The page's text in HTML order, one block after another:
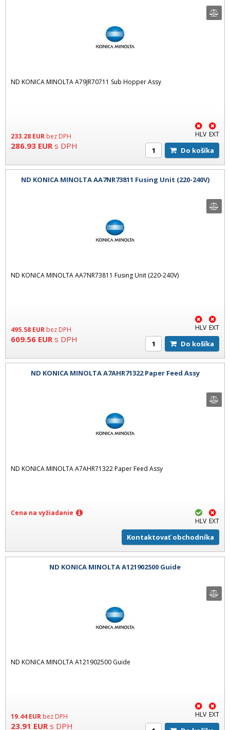
ND KONICA MINOLTA A79JR70711 Sub Hopper Assy
233.28 EUR bez DPH
286.93 EUR s DPH
HLV EXT
Do košíka
ND KONICA MINOLTA AA7NR73811 Fusing Unit (220-240V)
ND KONICA MINOLTA AA7NR73811 Fusing Unit (220-240V)
495.58 EUR bez DPH
609.56 EUR s DPH
HLV EXT
Do košíka
ND KONICA MINOLTA A7AHR71322 Paper Feed Assy
ND KONICA MINOLTA A7AHR71322 Paper Feed Assy
Cena na vyžiadanie
HLV EXT
Kontaktovať obchodníka
ND KONICA MINOLTA A121902500 Guide
ND KONICA MINOLTA A121902500 Guide
19.44 EUR bez DPH
23.91 EUR s DPH
HLV EXT